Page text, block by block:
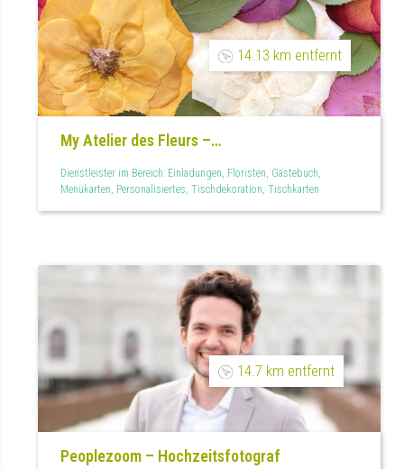
14.13 km entfernt
My Atelier des Fleurs –
Brautstraußkonservierung &
Hochzeitsgeschenke
Dienstleister im Bereich: Einladungen, Floristen, Gästebuch,
Menükarten, Personalisiertes, Tischdekoration, Tischkarten
14.7 km entfernt
Peoplezoom – Hochzeitsfotograf